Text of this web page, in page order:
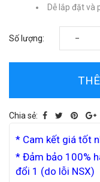
Dễ lắp đặt và
Số lượng: -
Chia sẻ:
* Cam kết giá tốt
* Đảm bảo 100%
đổi 1 (do lỗi NSX)